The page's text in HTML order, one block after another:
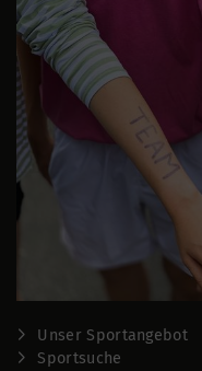
Unser Sportangebot
Sportsuche